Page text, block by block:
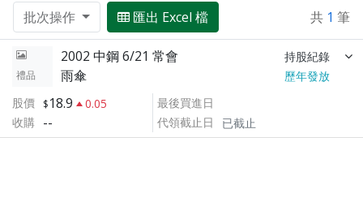
批次操作 匯出 Excel 檔 共 1 筆
禮品
2002 中鋼 6/21 常會 持股紀錄
雨傘
歷年發放
股價
18.9
0.05
收購 --
最後買進日
代領截止日
已截止